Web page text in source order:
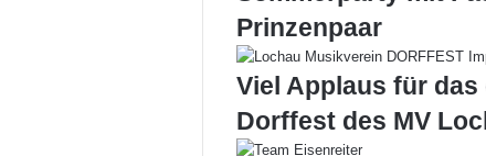
Prinzenpaar
Viel Applaus für
Dorffest des MV